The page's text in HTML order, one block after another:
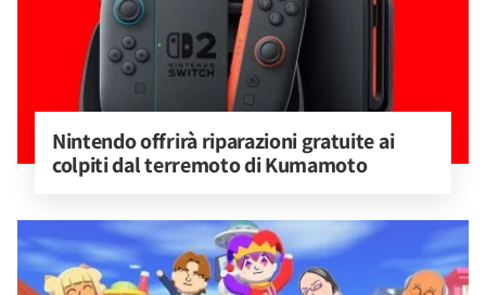
Nintendo offrirà riparazioni gratuite ai
colpiti dal terremoto di Kumamoto